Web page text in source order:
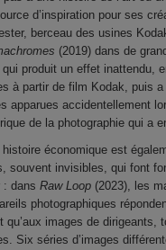
d’inspiration pour ses
berceau des usines
(2019) dans de
qui produit un effet inattendu,
à partir de film Kodak, puis
apparues accidentellement
de la photographie qui a
économique est
souvent invisibles, qui font
: dans Raw Loop (2023), les
photographiques
qu’aux images de
Six séries d’images